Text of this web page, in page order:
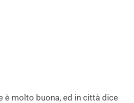
è molto buona, ed in città dice